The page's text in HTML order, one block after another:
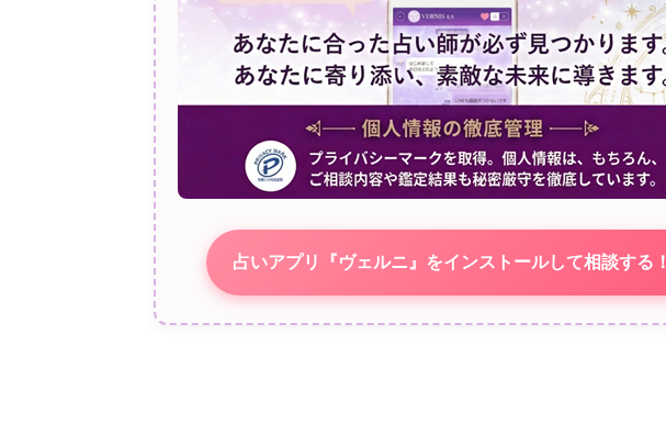
占いアプリ『ヴェルニ』をインストールして相談する！